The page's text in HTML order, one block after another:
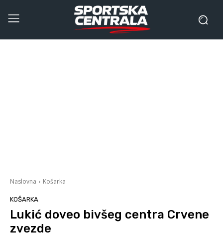
Naslovna Košarka
KOŠARKA
Lukić doveo bivšeg centra Crvene
zvezde